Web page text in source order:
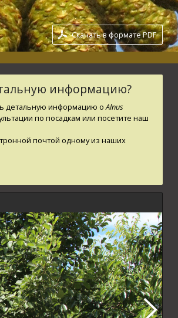
Скачать в формате PDF
информацию?
детальную информацию о Alnus
по посадкам или посетите наш
почтой одному из наших